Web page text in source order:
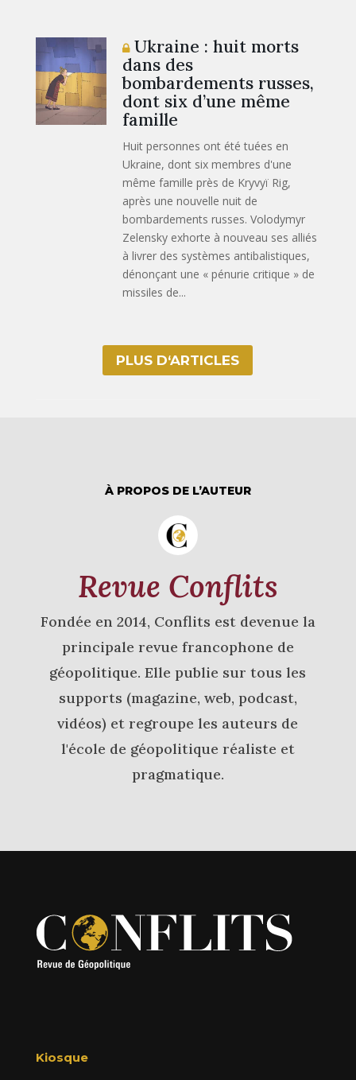
Ukraine : huit morts
dans des
bombardements russes,
dont six d’une même
famille
Huit personnes ont été tuées en
Ukraine, dont six membres d'une
même famille près de Kryvyï Rig,
après une nouvelle nuit de
bombardements russes. Volodymyr
Zelensky exhorte à nouveau ses alliés
à livrer des systèmes antibalistiques,
dénonçant une « pénurie critique » de
missiles de...
PLUS D‘ARTICLES
À PROPOS DE L’AUTEUR
Revue Conflits
Fondée en 2014, Conflits est devenue la
principale revue francophone de
géopolitique. Elle publie sur tous les
supports (magazine, web, podcast,
vidéos) et regroupe les auteurs de
l'école de géopolitique réaliste et
pragmatique.
Kiosque